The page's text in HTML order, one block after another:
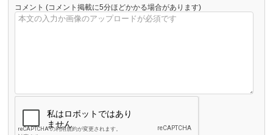
コメント (コメント掲載に5分ほどかかる場合があります)